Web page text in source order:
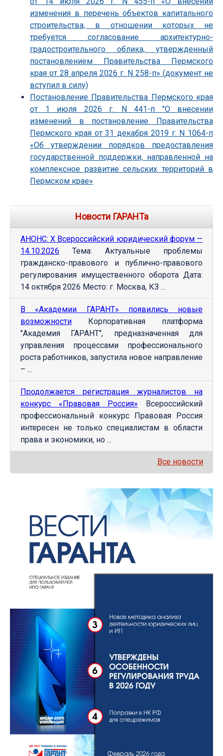
изменения в перечень объектов капитального
строительства, в отношении которых не
требуется согласование архитектурно-
градостроительного облика, утвержденный
постановлением Правительства Пермского
края от 28 апреля 2026 г. N 258-п» (документ не
вступил в силу)
Постановление Правительства Пермского края
от 1 июля 2026 г. N 441-п "О внесении
изменений в постановление Правительства
Пермского края от 31 декабря 2019 г. N 1064-п
«Об утверждении порядков предоставления
государственной поддержки, направленной на
комплексное развитие сельских территорий в
Пермском крае»
Новости ГАРАНТа
АНОНС: Х Всероссийский юридический форум —
14.10.2026 Тема: Актуальные проблемы
гражданско-правового и публично-правового
регулирования имущественного оборота Дата:
14 октября 2026 Место: г. Москва, КЗ ...
В «Академии ГАРАНТ» появились новые
возможности Корпоративная платформа
"Академия ГАРАНТ", предназначенная для
управления процессами профессионального
роста работников, запустила новое направление
– ...
Продолжается регистрация журналистов на
конкурс «Правовая Россия» Всероссийский
профессиональный конкурс Правовая Россия
интересен не только специалистам в области
права и экономики, но ...
Все новости